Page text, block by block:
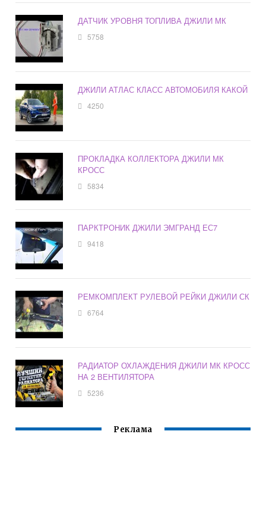
ДАТЧИК УРОВНЯ ТОПЛИВА ДЖИЛИ МК
5758
ДЖИЛИ АТЛАС КЛАСС АВТОМОБИЛЯ КАКОЙ
4250
ПРОКЛАДКА КОЛЛЕКТОРА ДЖИЛИ МК
КРОСС
5834
ПАРКТРОНИК ДЖИЛИ ЭМГРАНД ЕС7
9418
РЕМКОМПЛЕКТ РУЛЕВОЙ РЕЙКИ ДЖИЛИ СК
6764
РАДИАТОР ОХЛАЖДЕНИЯ ДЖИЛИ МК КРОСС
НА 2 ВЕНТИЛЯТОРА
5236
Реклама